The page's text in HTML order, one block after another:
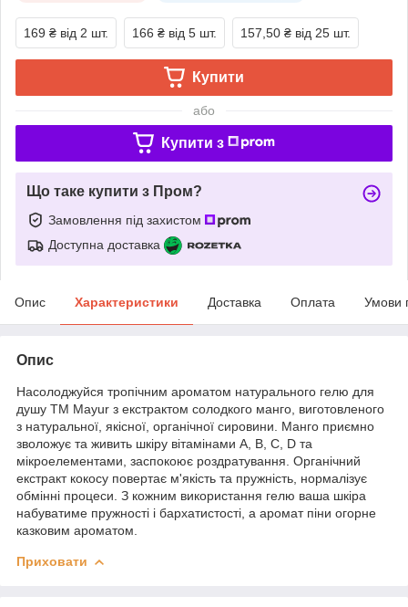
169 ₴ від 2 шт. 166 ₴ від 5 шт. 157,50 ₴ від 25 шт.
Купити
або
Купити з
Що таке купити з Пром?
Замовлення під захистом
Доступна доставка
Опис Характеристики Доставка Оплата Умови
Опис
Насолоджуйся тропічним ароматом натурального гелю для
душу ТМ Mayur з екстрактом солодкого манго, виготовленого
з натуральної, якісної, органічної сировини. Манго приємно
зволожує та живить шкіру вітамінами А, В, С, D та
мікроелементами, заспокоює роздратування. Органічний
екстракт кокосу повертає м'якість та пружність, нормалізує
обмінні процеси. З кожним використання гелю ваша шкіра
набуватиме пружності і бархатистості, а аромат піни огорне
казковим ароматом.
Приховати